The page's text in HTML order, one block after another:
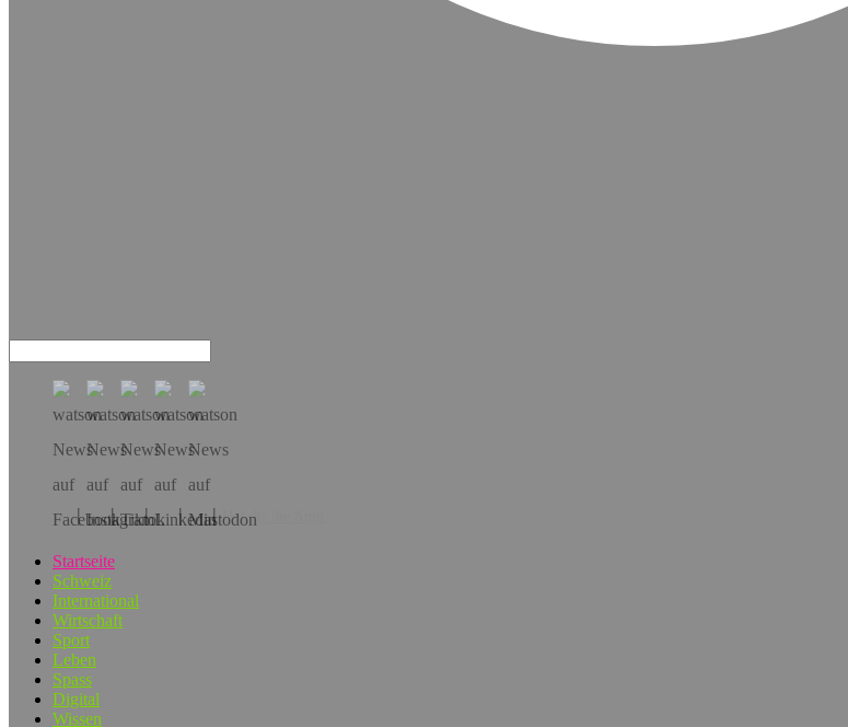
Hol dir die App!
Startseite
Schweiz
International
Wirtschaft
Sport
Leben
Spass
Digital
Wissen